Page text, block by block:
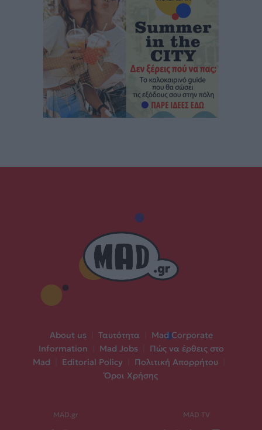
About us Ταυτότητα
Mad Corporate
Information
Mad Jobs
Πώς να έρθεις στο
Mad
Editorial Policy Πολιτική Απορρήτου
Όροι Χρήσης
MAD.gr MAD TV